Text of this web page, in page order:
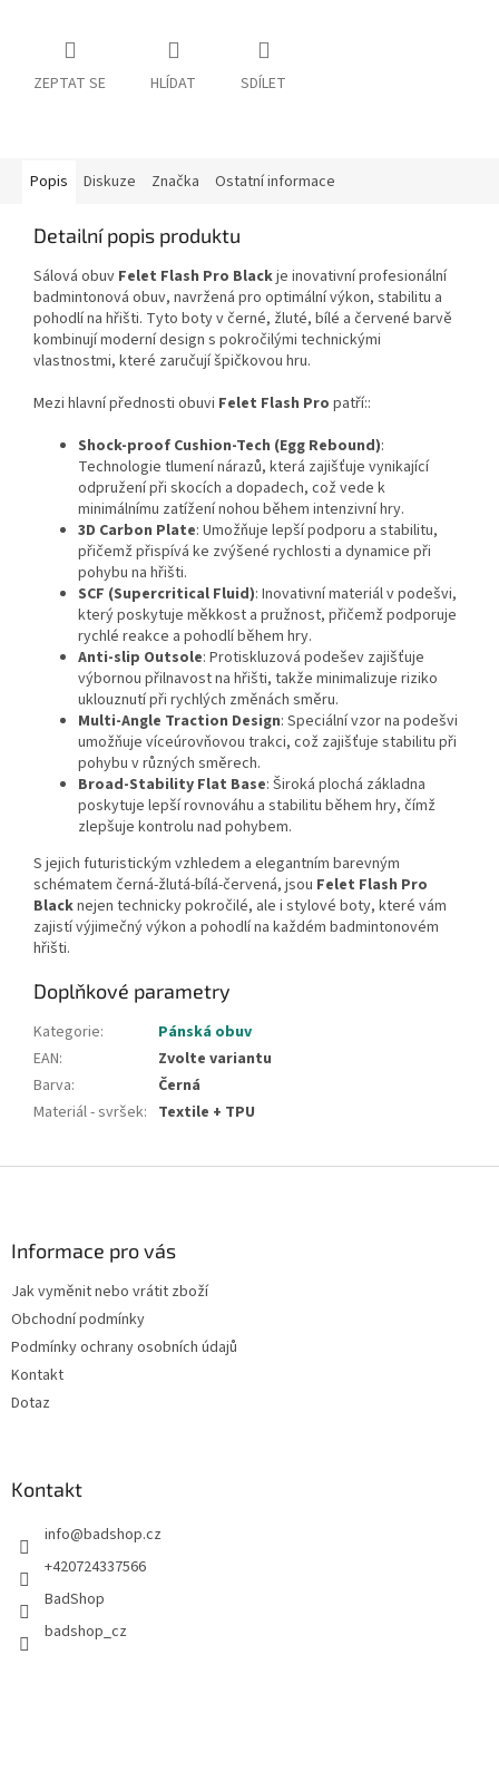
ZEPTAT SE HLÍDAT SDÍLET
Popis Diskuze Značka Ostatní informace
Detailní popis produktu
Sálová obuv Felet Flash Pro Blackje inovativní profesionální
badmintonová obuv, navržená pro optimální výkon, stabilitu a
pohodlí na hřišti. Tyto boty v černé, žluté, bílé a červené barvě
kombinují moderní design s pokročilými technickými
vlastnostmi, které zaručují špičkovou hru.
Mezi hlavní přednosti obuvi Felet Flash Pro patří::
Shock-proof Cushion-Tech (Egg Rebound):
Technologie tlumení nárazů, která zajišťuje vynikající
odpružení při skocích a dopadech, což vede k
minimálnímu zatížení nohou během intenzivní hry.
3D Carbon Plate: Umožňuje lepší podporu a stabilitu,
přičemž přispívá ke zvýšené rychlosti a dynamice při
pohybu na hřišti.
SCF (Supercritical Fluid): Inovativní materiál v podešvi,
který poskytuje měkkost a pružnost, přičemž podporuje
rychlé reakce a pohodlí během hry.
Anti-slip Outsole: Protiskluzová podešev zajišťuje
výbornou přilnavost na hřišti, takže minimalizuje riziko
uklouznutí při rychlých změnách směru.
Multi-Angle Traction Design: Speciální vzor na podešvi
umožňuje víceúrovňovou trakci, což zajišťuje stabilitu při
pohybu v různých směrech.
Broad-Stability Flat Base: Široká plochá základna
poskytuje lepší rovnováhu a stabilitu během hry, čímž
zlepšuje kontrolu nad pohybem.
S jejich futuristickým vzhledem a elegantním barevným
schématem černá-žlutá-bílá-červená, jsou Felet Flash Pro
Blacknejen technicky pokročilé, ale i stylové boty, které vám
zajistí výjimečný výkon a pohodlí na každém badmintonovém
hřišti.
Doplňkové parametry
Kategorie:
Pánská obuv
EAN:
Zvolte variantu
Barva:
Černá
Materiál - svršek: Textile + TPU
Informace pro vás
Jak vyměnit nebo vrátit zboží
Obchodní podmínky
Podmínky ochrany osobních údajů
Kontakt
Dotaz
Kontakt
info@badshop.cz
+420724337566
BadShop
badshop_cz